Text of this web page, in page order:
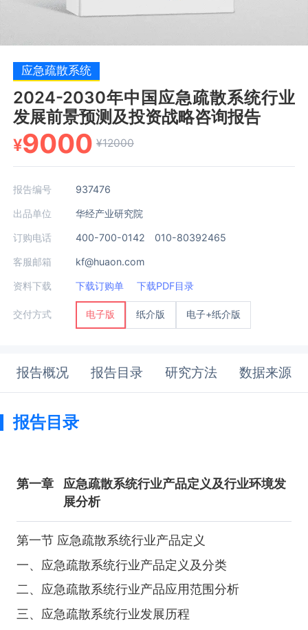
应急疏散系统
2024-2030年中国应急疏散系统行业
发展前景预测及投资战略咨询报告
¥9000 ¥12000
报告编号 937476
出品单位 华经产业研究院
订购电话 400-700-0142 010-80392465
客服邮箱 kf@huaon.com
资料下载 下载订购单 下载PDF目录
交付方式 电子版 纸介版 电子+纸介版
报告概况 报告目录 研究方法 数据来源
报告目录
第一章
应急疏散系统行业产品定义及行业环境发
展分析
第一节 应急疏散系统行业产品定义
一、应急疏散系统行业产品定义及分类
二、应急疏散系统行业产品应用范围分析
三、应急疏散系统行业发展历程